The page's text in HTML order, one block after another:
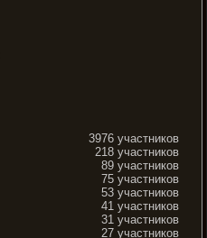
3976 участников
218 участников
89 участников
75 участников
53 участников
41 участников
31 участников
27 участников